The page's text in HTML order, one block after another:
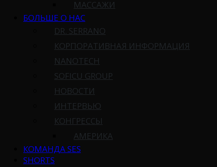
МАССАЖИ
БОЛЬШЕ О НАС
DR. SERRANO
КОРПОРАТИВНАЯ ИНФОРМАЦИЯ
NANOTECH
SOFICU GROUP
НОВОСТИ
ИНТЕРВЬЮ
КОНГРЕССЫ
АМЕРИКА
КОМАНДА SES
SHORTS